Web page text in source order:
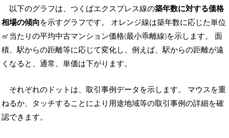
以下のグラフは、つくばエクスプレス線の築年数に対する価格
相場の傾向を示すグラフです。 オレンジ線は築年数に応じた単位
㎡当たりの平均中古マンション価格(最小乖離線)を示します。 面
積、駅からの距離等に応じて変化し、例えば、駅からの距離が遠
くなると、通常、単価は下がります。
それぞれのドットは、取引事例データを示します。 マウスを重
ねるか、タッチすることにより用途地域等の取引事例の詳細を確
認できます。